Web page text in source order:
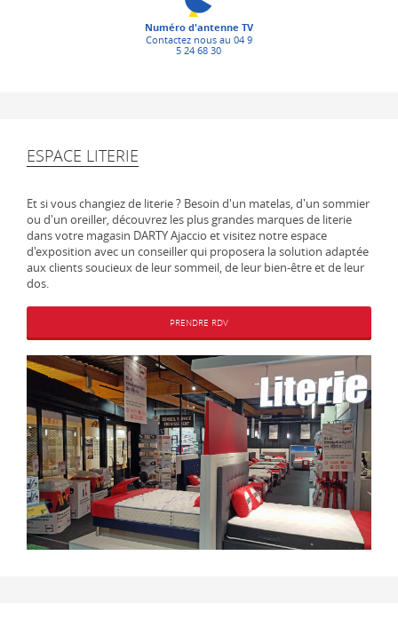
Numéro d'antenne TV
Contactez nous au 04 9
5 24 68 30
ESPACE LITERIE
Et si vous changiez de literie ? Besoin d'un matelas, d'un sommier
ou d'un oreiller, découvrez les plus grandes marques de literie
dans votre magasin DARTY Ajaccio et visitez notre espace
d'exposition avec un conseiller qui proposera la solution adaptée
aux clients soucieux de leur sommeil, de leur bien-être et de leur
dos.
PRENDRE RDV